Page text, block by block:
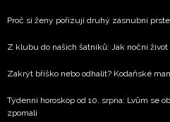
Proč si ženy pořizují druhý zásnubní
Z klubu do našich šatníků: Jak noční
Zakrýt bříško nebo odhalit? Kodaňské
Týdenní horoskop od 10. srpna: Lvům se
zpomalí